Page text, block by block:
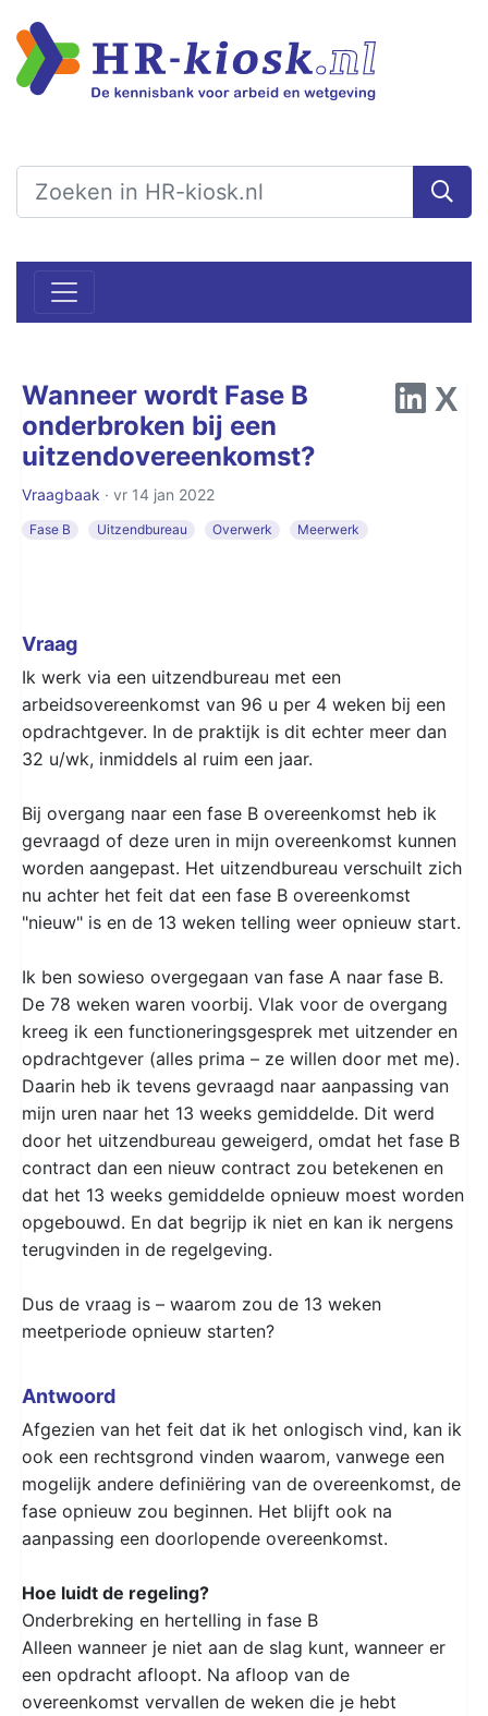
Wanneer wordt Fase B
onderbroken bij een
uitzendovereenkomst?
Vraagbaak · vr 14 jan 2022
Fase B Uitzendbureau Overwerk Meerwerk
Vraag
Ik werk via een uitzendbureau met een
arbeidsovereenkomst van 96 u per 4 weken bij een
opdrachtgever. In de praktijk is dit echter meer dan
32 u/wk, inmiddels al ruim een jaar.
Bij overgang naar een fase B overeenkomst heb ik
gevraagd of deze uren in mijn overeenkomst kunnen
worden aangepast. Het uitzendbureau verschuilt zich
nu achter het feit dat een fase B overeenkomst
"nieuw" is en de 13 weken telling weer opnieuw start.
Ik ben sowieso overgegaan van fase A naar fase B.
De 78 weken waren voorbij. Vlak voor de overgang
kreeg ik een functioneringsgesprek met uitzender en
opdrachtgever (alles prima – ze willen door met me).
Daarin heb ik tevens gevraagd naar aanpassing van
mijn uren naar het 13 weeks gemiddelde. Dit werd
door het uitzendbureau geweigerd, omdat het fase B
contract dan een nieuw contract zou betekenen en
dat het 13 weeks gemiddelde opnieuw moest worden
opgebouwd. En dat begrijp ik niet en kan ik nergens
terugvinden in de regelgeving.
Dus de vraag is – waarom zou de 13 weken
meetperiode opnieuw starten?
Antwoord
Afgezien van het feit dat ik het onlogisch vind, kan ik
ook een rechtsgrond vinden waarom, vanwege een
mogelijk andere definiëring van de overeenkomst, de
fase opnieuw zou beginnen. Het blijft ook na
aanpassing een doorlopende overeenkomst.
Hoe luidt de regeling?
Onderbreking en hertelling in fase B
Alleen wanneer je niet aan de slag kunt, wanneer er
een opdracht afloopt. Na afloop van de
overeenkomst vervallen de weken die je hebt